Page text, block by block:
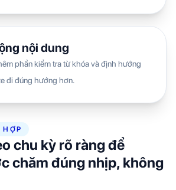
nội dung
phần kiểm tra từ khóa và định hướng
đi đúng hướng hơn.
HỢP
chu kỳ rõ ràng để
chăm đúng nhịp, không